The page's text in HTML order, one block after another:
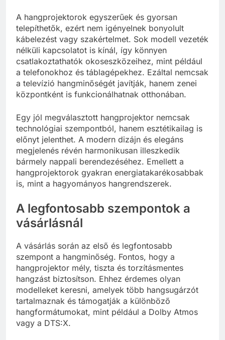
A hangprojektorok egyszerűek és gyorsan
telepíthetők, ezért nem igényelnek bonyolult
kábelezést vagy szakértelmet. Sok modell vezeték
nélküli kapcsolatot is kínál, így könnyen
csatlakoztathatók okoseszközeihez, mint például
a telefonokhoz és táblagépekhez. Ezáltal nemcsak
a televízió hangminőségét javítják, hanem zenei
központként is funkcionálhatnak otthonában.
Egy jól megválasztott hangprojektor nemcsak
technológiai szempontból, hanem esztétikailag is
előnyt jelenthet. A modern dizájn és elegáns
megjelenés révén harmonikusan illeszkedik
bármely nappali berendezéséhez. Emellett a
hangprojektorok gyakran energiatakarékosabbak
is, mint a hagyományos hangrendszerek.
A legfontosabb szempontok a
vásárlásnál
A vásárlás során az első és legfontosabb
szempont a hangminőség. Fontos, hogy a
hangprojektor mély, tiszta és torzításmentes
hangzást biztosítson. Ehhez érdemes olyan
modelleket keresni, amelyek több hangsugárzót
tartalmaznak és támogatják a különböző
hangformátumokat, mint például a Dolby Atmos
vagy a DTS:X.